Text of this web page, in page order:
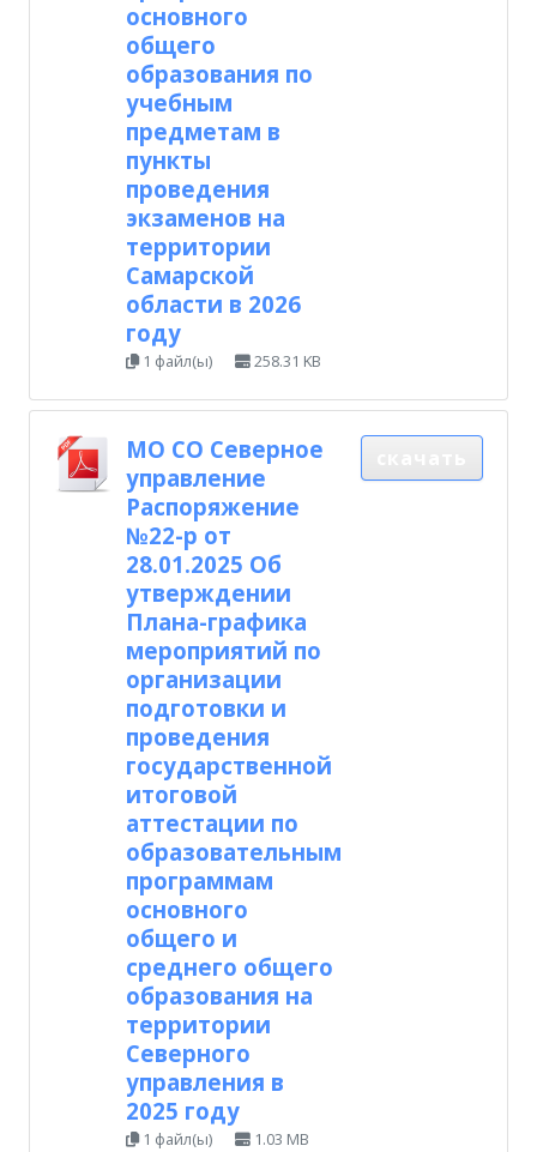
основного
общего
образования по
учебным
предметам в
пункты
проведения
экзаменов на
территории
Самарской
области в 2026
году
1 файл(ы) 258.31 KB
МО СО Северное
управление
Распоряжение
№22-р от
28.01.2025 Об
утверждении
Плана-графика
мероприятий по
организации
подготовки и
проведения
государственной
итоговой
аттестации по
образовательным
программам
основного
общего и
среднего общего
образования на
территории
Северного
управления в
2025 году
1 файл(ы) 1.03 MB